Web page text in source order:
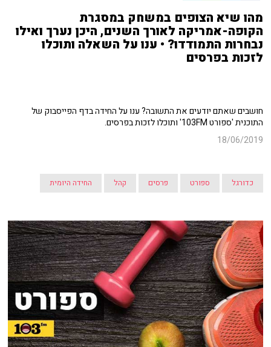
מהו שיא הצופים במשחק במסגרת
הקופה-אמריקה לאורך השנים, היכן נערך ואילו
נבחרות התמודדו? • ענו על השאלה ותוכלו
לזכות בפרסים
חושבים שאתם יודעים את התשובה? ענו על החידה בדף הפייסבוק של
התוכנית 'ספורט 103FM' ותוכלו לזכות בפרסים.
18/06/2019
כדורגל ספורט פרסים קהל החידה היומית